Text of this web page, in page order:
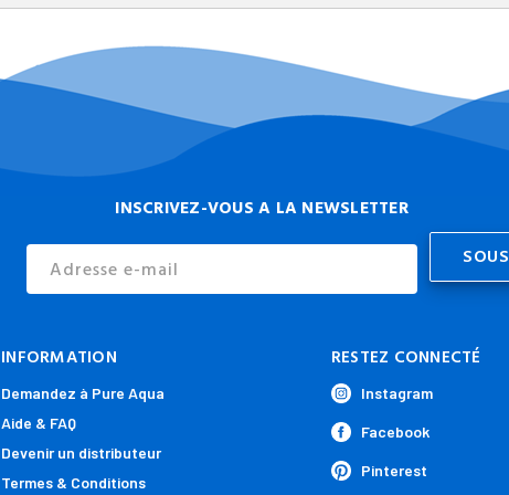
INSCRIVEZ-VOUS A LA NEWSLETTER
Email
Address
INFORMATION
Demandez à Pure Aqua
Aide & FAQ
Devenir un distributeur
Termes & Conditions
RESTEZ CONNECTÉ
Instagram
Facebook
Pinterest